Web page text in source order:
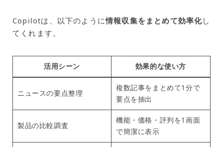
Copilotは、以下のように情報収集をまとめて効率化し
てくれます。
活用シーン 効果的な使い方
ニュースの要点整理
複数記事をまとめて1分で
要点を抽出
製品の比較調査
機能・価格・評判を1画面
で簡潔に表示